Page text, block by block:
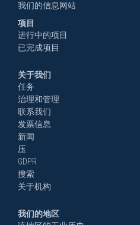
我们的信息网站
项目
进行中的项目
已完成项目
关于我们
任务
治理和管理
联系我们
发票信息
新闻
压
GDPR
搜索
关于机构
我们的地区